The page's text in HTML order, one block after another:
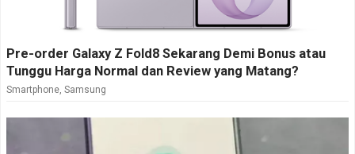
Pre-order Galaxy Z Fold8 Sekarang Demi Bonus atau
Tunggu Harga Normal dan Review yang Matang?
Smartphone, Samsung